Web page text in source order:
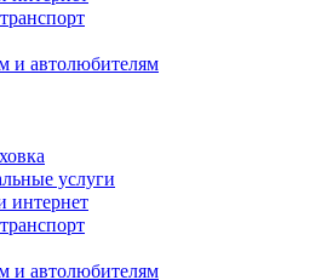
и автолюбителям
услуги
интернет
и автолюбителям